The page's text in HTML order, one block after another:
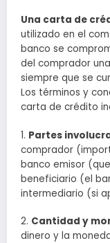
Una carta de
utilizado en el
banco se
del comprador
siempre que se
Los términos y
carta de crédito
1. Partes
comprador
banco emisor
beneficiario (el
intermediario (si
2. Cantidad y
dinero y la